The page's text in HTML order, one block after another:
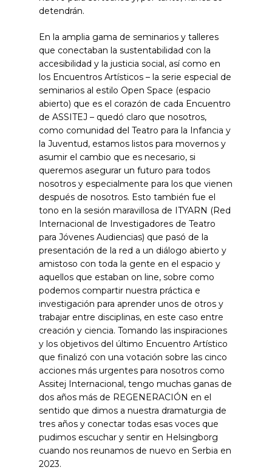
detendrán.
En la amplia gama de seminarios y talleres
que conectaban la sustentabilidad con la
accesibilidad y la justicia social, así como en
los Encuentros Artísticos – la serie especial de
seminarios al estilo Open Space (espacio
abierto) que es el corazón de cada Encuentro
de ASSITEJ – quedó claro que nosotros,
como comunidad del Teatro para la Infancia y
la Juventud, estamos listos para movernos y
asumir el cambio que es necesario, si
queremos asegurar un futuro para todos
nosotros y especialmente para los que vienen
después de nosotros. Esto también fue el
tono en la sesión maravillosa de ITYARN (Red
Internacional de Investigadores de Teatro
para Jóvenes Audiencias) que pasó de la
presentación de la red a un diálogo abierto y
amistoso con toda la gente en el espacio y
aquellos que estaban on line, sobre como
podemos compartir nuestra práctica e
investigación para aprender unos de otros y
trabajar entre disciplinas, en este caso entre
creación y ciencia. Tomando las inspiraciones
y los objetivos del último Encuentro Artístico
que finalizó con una votación sobre las cinco
acciones más urgentes para nosotros como
Assitej Internacional, tengo muchas ganas de
dos años más de REGENERACIÓN en el
sentido que dimos a nuestra dramaturgia de
tres años y conectar todas esas voces que
pudimos escuchar y sentir en Helsingborg
cuando nos reunamos de nuevo en Serbia en
2023.